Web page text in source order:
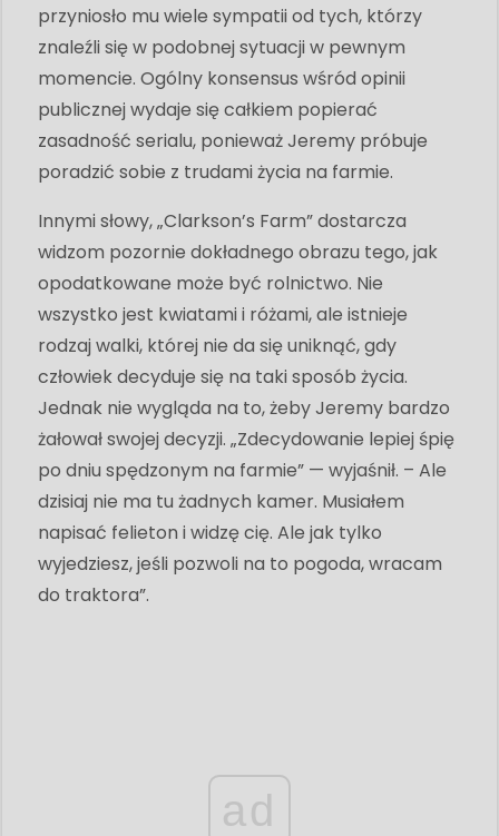
przyniosło mu wiele sympatii od tych, którzy
znaleźli się w podobnej sytuacji w pewnym
momencie. Ogólny konsensus wśród opinii
publicznej wydaje się całkiem popierać
zasadność serialu, ponieważ Jeremy próbuje
poradzić sobie z trudami życia na farmie.
Innymi słowy, „Clarkson’s Farm” dostarcza
widzom pozornie dokładnego obrazu tego, jak
opodatkowane może być rolnictwo. Nie
wszystko jest kwiatami i różami, ale istnieje
rodzaj walki, której nie da się uniknąć, gdy
człowiek decyduje się na taki sposób życia.
Jednak nie wygląda na to, żeby Jeremy bardzo
żałował swojej decyzji. „Zdecydowanie lepiej śpię
po dniu spędzonym na farmie” — wyjaśnił. – Ale
dzisiaj nie ma tu żadnych kamer. Musiałem
napisać felieton i widzę cię. Ale jak tylko
wyjedziesz, jeśli pozwoli na to pogoda, wracam
do traktora”.
ad